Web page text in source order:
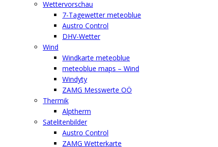
Wettervorschau
7-Tagewetter meteoblue
Austro Control
DHV-Wetter
Wind
Windkarte meteoblue
meteoblue maps – Wind
Windyty
ZAMG Messwerte OÖ
Thermik
Alptherm
Satelitenbilder
Austro Control
ZAMG Wetterkarte